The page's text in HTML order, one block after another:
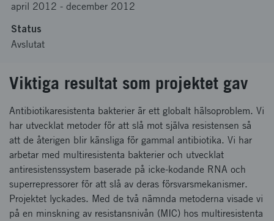
april 2012 - december 2012
Status
Avslutat
Viktiga resultat som projektet gav
Antibiotikaresistenta bakterier är ett globalt hälsoproblem. Vi
har utvecklat metoder för att slå mot själva resistensen så
att de återigen blir känsliga för gammal antibiotika. Vi har
arbetar med multiresistenta bakterier och utvecklat
antiresistenssystem baserade på icke-kodande RNA och
superrepressorer för att slå av deras försvarsmekanismer.
Projektet lyckades. Med de två nämnda metoderna visade vi
på en minskning av resistansnivån (MIC) hos multiresistenta